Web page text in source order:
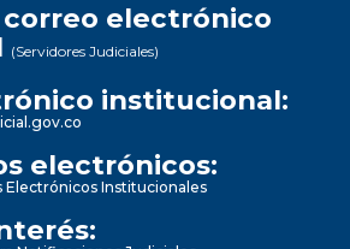
correo electrónico
(Servidores Judiciales)
institucional:
electrónicos:
Institucionales